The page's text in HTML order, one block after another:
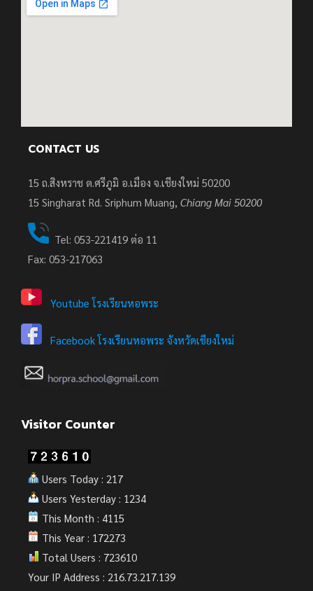
CONTACT US
15 ถ.สิงหราช ต.ศรีภูมิ อ.เมือง จ.เชียงใหม่ 50200
15 Singharat Rd. Sriphum Muang, Chiang Mai 50200
Tel: 053-221419 ต่อ 11
Fax: 053-217063
Youtube โรงเรียนหอพระ
Facebook โรงเรียนหอพระ จังหวัดเชียงใหม่
Visitor Counter
Users Today : 217
Users Yesterday : 1234
This Month : 4115
This Year : 172273
Total Users : 723610
Your IP Address : 216.73.217.139